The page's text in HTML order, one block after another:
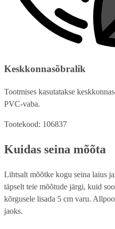
Keskkonnasõbralik
Tootmises kasutatakse
PVC-vaba.
Tootekood: 106837
Kuidas seina mõõta
Lihtsalt mõõtke kogu seina laius
täpselt teie mõõtude järgi, kuid
kõrgusele lisada 5 cm varu.
jaoks.